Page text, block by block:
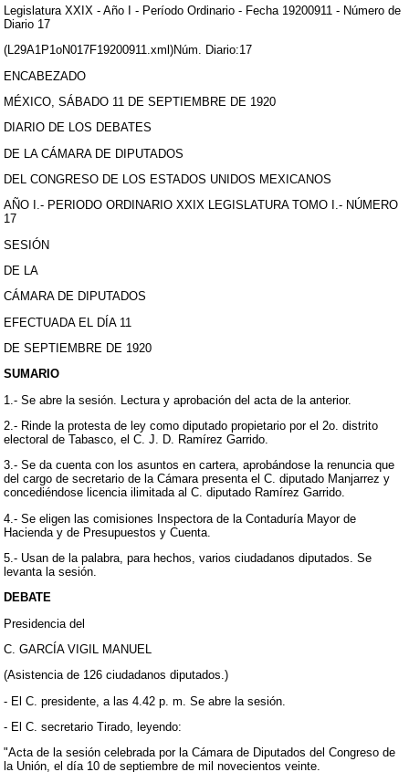
Legislatura XXIX - Año I - Período Ordinario - Fecha 19200911 - Número de
Diario 17
(L29A1P1oN017F19200911.xml)Núm. Diario:17
ENCABEZADO
MÉXICO, SÁBADO 11 DE SEPTIEMBRE DE 1920
DIARIO DE LOS DEBATES
DE LA CÁMARA DE DIPUTADOS
DEL CONGRESO DE LOS ESTADOS UNIDOS MEXICANOS
AÑO I.- PERIODO ORDINARIO XXIX LEGISLATURA TOMO I.- NÚMERO
17
SESIÓN
DE LA
CÁMARA DE DIPUTADOS
EFECTUADA EL DÍA 11
DE SEPTIEMBRE DE 1920
SUMARIO
1.- Se abre la sesión. Lectura y aprobación del acta de la anterior.
2.- Rinde la protesta de ley como diputado propietario por el 2o. distrito
electoral de Tabasco, el C. J. D. Ramírez Garrido.
3.- Se da cuenta con los asuntos en cartera, aprobándose la renuncia que
del cargo de secretario de la Cámara presenta el C. diputado Manjarrez y
concediéndose licencia ilimitada al C. diputado Ramírez Garrido.
4.- Se eligen las comisiones Inspectora de la Contaduría Mayor de
Hacienda y de Presupuestos y Cuenta.
5.- Usan de la palabra, para hechos, varios ciudadanos diputados. Se
levanta la sesión.
DEBATE
Presidencia del
C. GARCÍA VIGIL MANUEL
(Asistencia de 126 ciudadanos diputados.)
- El C. presidente, a las 4.42 p. m. Se abre la sesión.
- El C. secretario Tirado, leyendo:
"Acta de la sesión celebrada por la Cámara de Diputados del Congreso de
la Unión, el día 10 de septiembre de mil novecientos veinte.